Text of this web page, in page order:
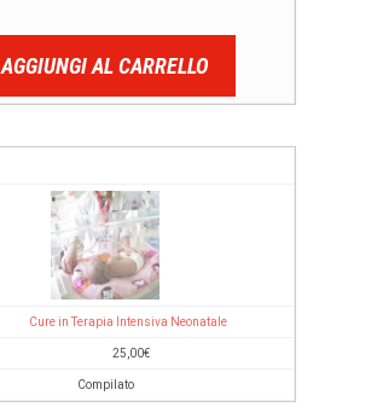
AGGIUNGI AL CARRELLO
Cure in Terapia Intensiva Neonatale
25,00€
Compilato